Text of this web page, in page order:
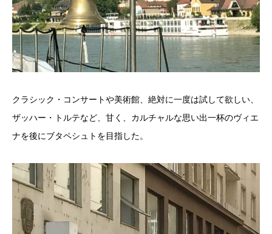
クラシック・コンサートや美術館、絶対に一度は試して欲しい、
ザッハー・トルテなど、甘く、カルチャルな思い出一杯のヴィエ
ナを後にブタペシュトを目指した。